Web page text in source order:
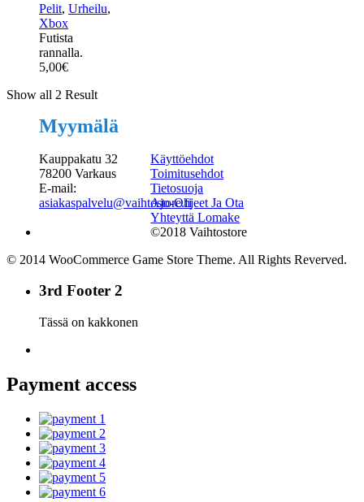
Pelit, Urheilu,
Xbox
Futista
rannalla.
5,00€
Show all 2 Result
Myymälä
Kauppakatu 32
78200 Varkaus
E-mail:
asiakaspalvelu@vaihtostore.fi
Käyttöehdot
Toimitusehdot
Tietosuoja
Ajo-Ohjeet Ja Ota
Yhteyttä Lomake
©2018 Vaihtostore
© 2014 WooCommerce Game Store Theme. All Rights Reverved.
3rd Footer 2
Tässä on kakkonen
Payment access